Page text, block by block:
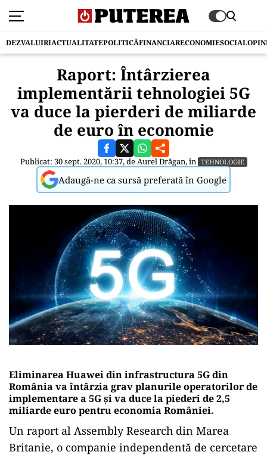
DEZVALUIRIACTUALITATEPOLITICĂFINANCIARECONOMIESOCIAL
Raport: Întârzierea
implementării tehnologiei 5G
va duce la pierderi de miliarde
de euro în economie
Publicat: 30 sept. 2020, 10:37, deAurel Drăgan, în TEHNOLOGIE
Adaugă-ne ca sursă preferată în Google
Eliminarea Huawei din infrastructura 5G din
România va întârzia grav planurile operatorilor de
implementare a 5G și va duce la piederi de 2,5
miliarde euro pentru economia României.
Un raport al Assembly Research din Marea
Britanie, o companie independentă de cercetare